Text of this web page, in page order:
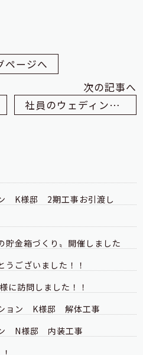
ページへ
次の記事へ
社員のウェディングパーティーを開催しました
K様邸 2期工事お引渡し
貯金箱づくり〟開催しました
ございました！！
に訪問しました！！
ョン K様邸 解体工事
N様邸 内装工事